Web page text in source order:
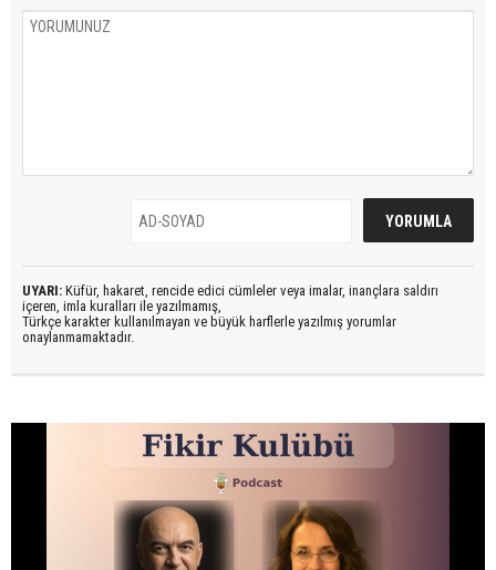
UYARI: Küfür, hakaret, rencide edici cümleler veya imalar, inançlara saldırı
içeren, imla kuralları ile yazılmamış,
Türkçe karakter kullanılmayan ve büyük harflerle yazılmış yorumlar
onaylanmamaktadır.